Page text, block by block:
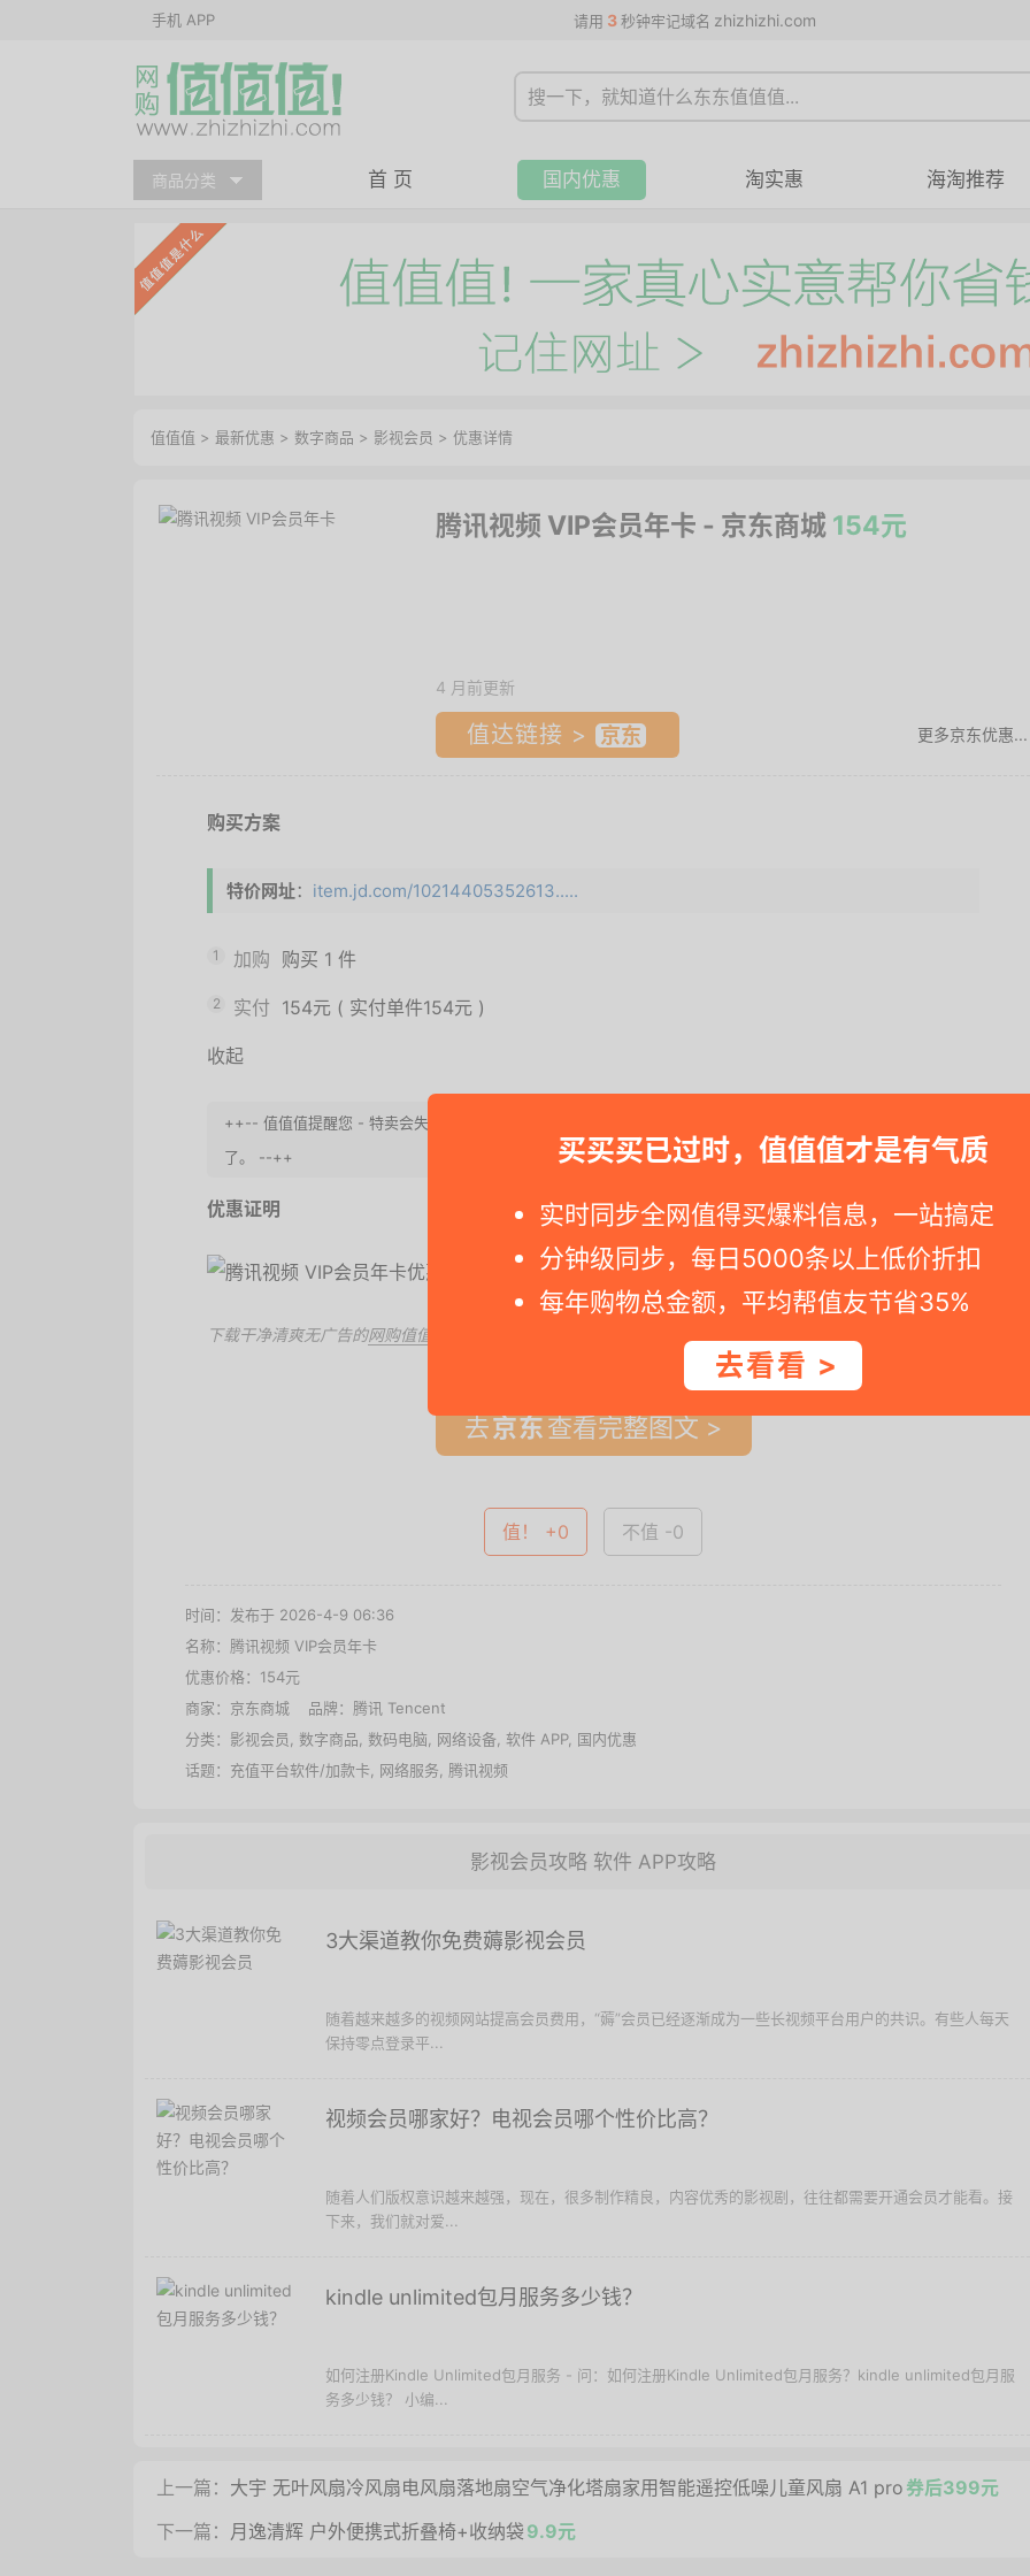
手机 APP 请用 3 秒钟牢记域名 zhizhizhi.com
商品分类 首 页 国内优惠 淘实惠 海淘推荐
买买买已过时，值值值才是有气质
实时同步全网值得买爆料信息，一站搞定
分钟级同步，每日5000条以上低价折扣
每年购物总金额，平均帮值友节省35%
去看看 >
值值值 > 最新优惠 > 数字商品 > 影视会员 > 优惠详情
腾讯视频 VIP会员年卡 - 京东商城 154元
4 月前更新
值达链接 > 更多京东优惠...
购买方案
特价网址： item.jd.com/10214405352613.....
1 加购 购买 1 件
2 实付 154元 ( 实付单件154元 )
收起
++-- 值值值提醒您 - 特卖会失效，请赶紧冲。假如您查看京东商城商品链接显示价格已恢复，说明便宜价逾期
了。 --++
优惠证明
下载干净清爽无广告的网购值值值App
去 查看完整图文 >
值！ +0 不值 -0
时间：发布于 2026-4-9 06:36
名称：
腾讯视频 VIP会员年卡
优惠价格： 154元
商家： 京东商城 品牌：
腾讯 Tencent
分类： 影视会员 数字商品 数码电脑 网络设备 软件 APP, 国内优惠
话题： 充值平台软件/加款卡 网络服务 腾讯视频
影视会员攻略 软件 APP攻略
3大渠道教你免费薅影视会员
随着越来越多的视频网站提高会员费用，“薅”会员已经逐渐成为一些长视频平台用户的共识。有些人每天
保持零点登录平...
视频会员哪家好？电视会员哪个性价比高？
随着人们版权意识越来越强，现在，很多制作精良，内容优秀的影视剧，往往都需要开通会员才能看。接
下来，我们就对爱...
kindle unlimited包月服务多少钱？
如何注册Kindle Unlimited包月服务 - 问：如何注册Kindle Unlimited包月服务？kindle unlimited包月服
务多少钱？ 小编...
上一篇： 大宇 无叶风扇冷风扇电风扇落地扇空气净化塔扇家用智能遥控低噪儿童风扇 A1 pro券后399元
下一篇： 月逸清辉 户外便携式折叠椅+收纳袋 9.9元